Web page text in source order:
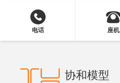
电话 座机
协和模型